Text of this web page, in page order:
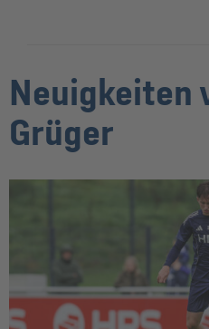
Neuigkeiten
Grüger